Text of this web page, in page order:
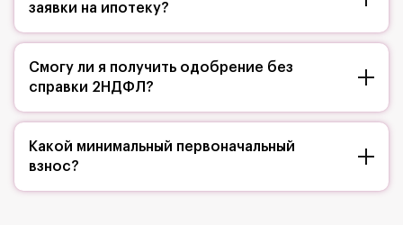
заявки на ипотеку?
Смогу ли я получить одобрение без
справки 2НДФЛ?
Какой минимальный первоначальный
взнос?